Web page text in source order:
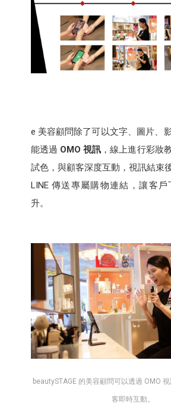
e 美容顧問除了可以文字、圖片、
能透過 OMO 視訊 ，線上進行彩妝
試色，與顧客深度互動，視訊結束
LINE 傳送專屬購物連結，讓客
升。
beautySTAGE 的美容顧問可以透過 OMO
客即時互動。